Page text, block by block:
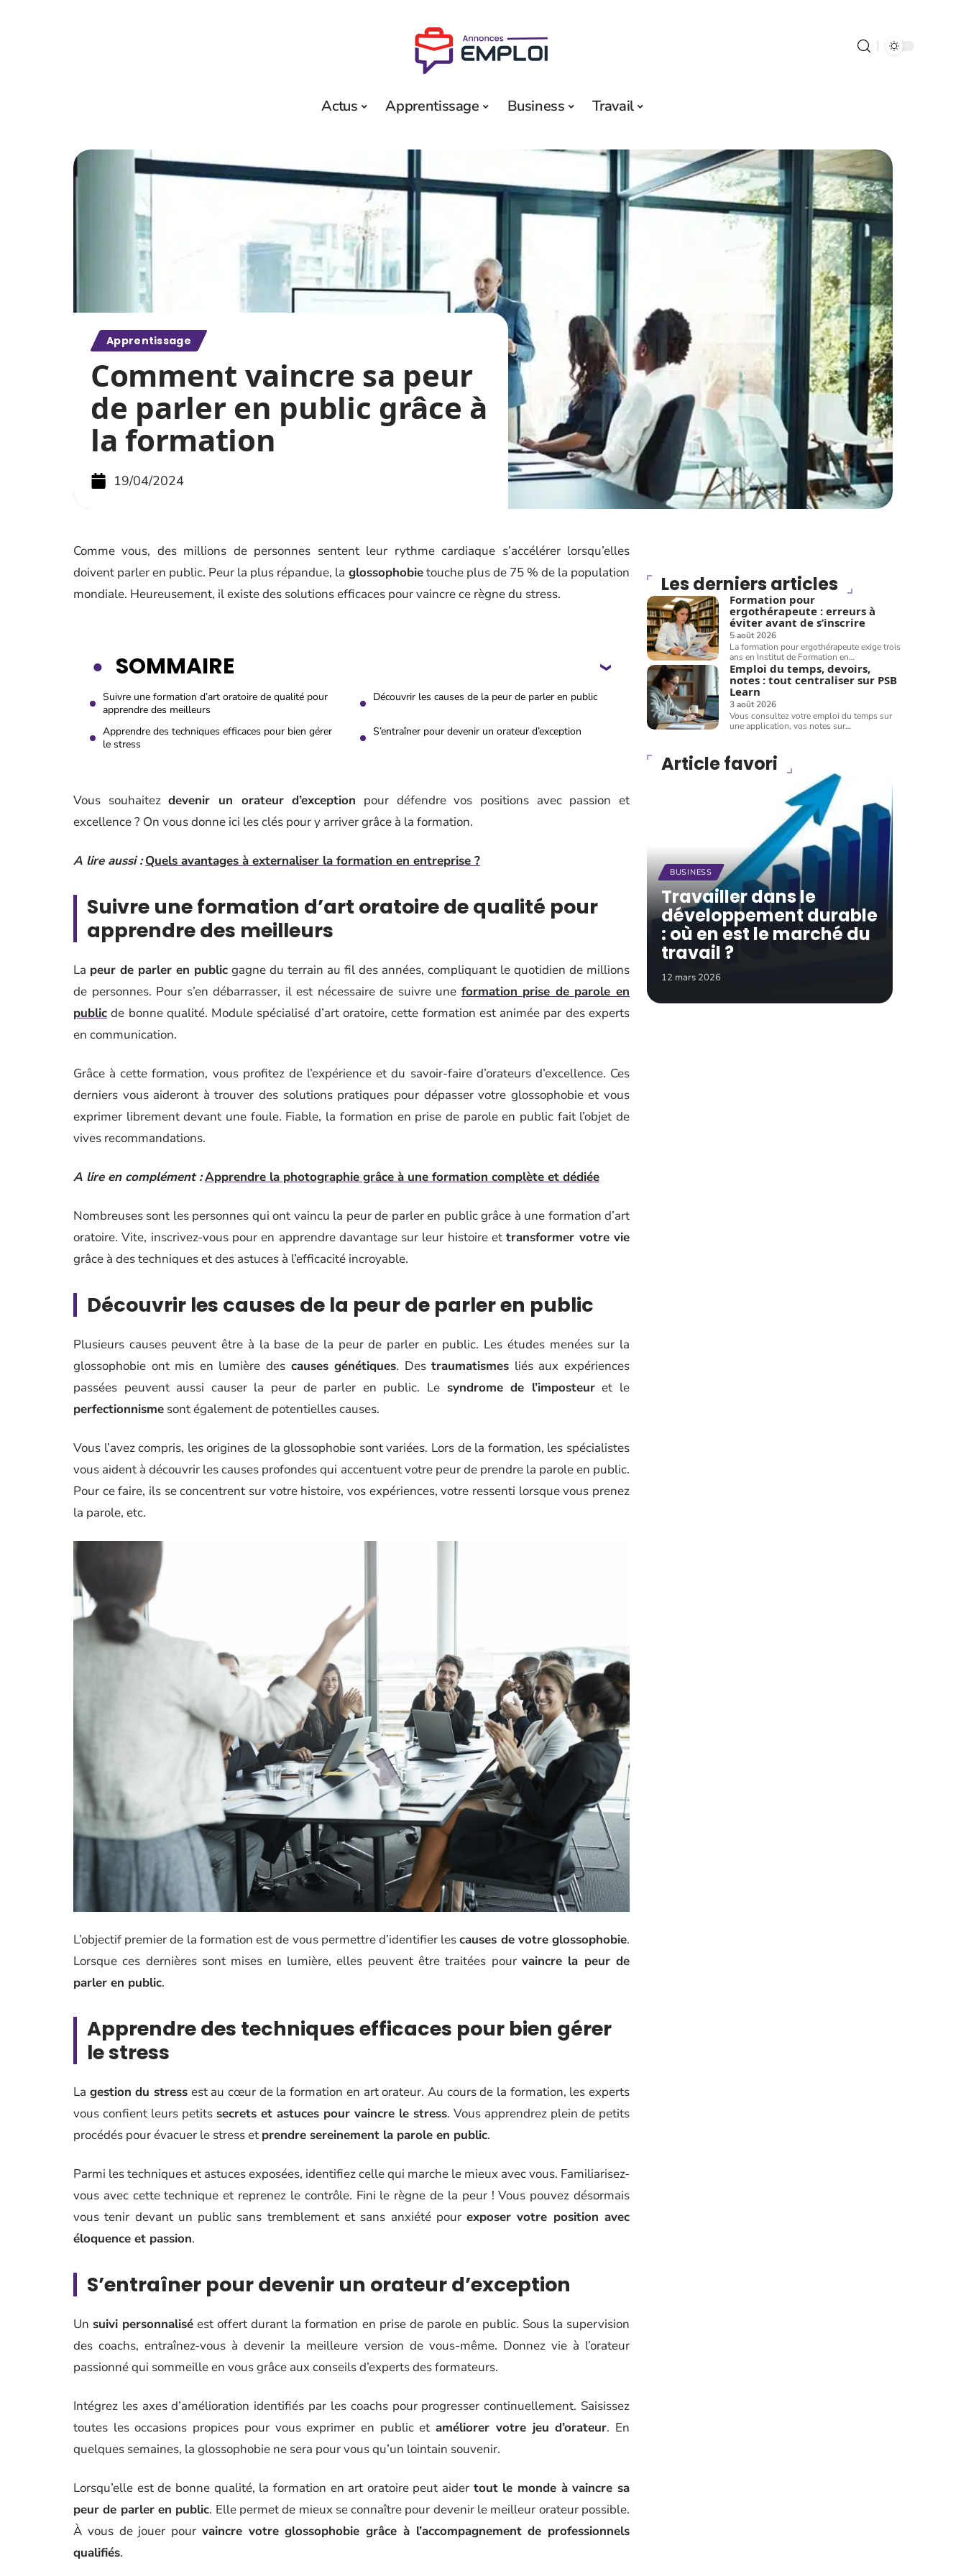
Actus Apprentissage Business Travail
Apprentissage
Comment vaincre sa peur
de parler en public grâce à
la formation
19/04/2024
Comme vous, des millions de personnes sentent leur rythme cardiaque s’accélérer lorsqu’elles
doivent parler en public. Peur la plus répandue, la glossophobietouche plus de 75 % de la population
mondiale. Heureusement, il existe des solutions efficaces pour vaincre ce règne du stress.
SOMMAIRE
Suivre une formation d’art oratoire de qualité pour
apprendre des meilleurs
Découvrir les causes de la peur de parler en public
Apprendre des techniques efficaces pour bien gérer
le stress
S’entraîner pour devenir un orateur d’exception
Vous souhaitezdevenir un orateur d’exception pour défendre vos positions avec passion et
excellence ? On vous donne ici les clés pour y arriver grâce à la formation.
A lire aussi : Quels avantages à externaliser la formation en entreprise ?
Suivre une formation d’art oratoire de qualité pour
apprendre des meilleurs
La peur de parler en public gagne du terrain au fil des années, compliquant le quotidien de millions
de personnes. Pour s’en débarrasser, il est nécessaire de suivre une formation prise de parole en
public de bonne qualité. Module spécialisé d’art oratoire, cette formation est animée par des experts
en communication.
Grâce à cette formation, vous profitez de l’expérience et du savoir-faire d’orateurs d’excellence. Ces
derniers vous aideront à trouver des solutions pratiques pour dépasser votre glossophobie et vous
exprimer librement devant une foule. Fiable, la formation en prise de parole en public fait l’objet de
vives recommandations.
A lire en complément :Apprendre la photographie grâce à une formation complète et dédiée
Nombreuses sont les personnes qui ont vaincu la peur de parler en public grâce à une formation d’art
oratoire. Vite, inscrivez-vous pour en apprendre davantage sur leur histoire ettransformer votre vie
grâce à des techniques et des astuces à l’efficacité incroyable.
Découvrir les causes de la peur de parler en public
Plusieurs causes peuvent être à la base de la peur de parler en public. Les études menées sur la
glossophobie ont mis en lumière des causes génétiques. Destraumatismes liés aux expériences
passées peuvent aussi causer la peur de parler en public. Le syndrome de l’imposteuret le
perfectionnisme sont également de potentielles causes.
Vous l’avez compris, les origines de la glossophobie sont variées. Lors de la formation, les spécialistes
vous aident à découvrir les causes profondes qui accentuent votre peur de prendre la parole en public.
Pour ce faire, ils se concentrent sur votre histoire, vos expériences, votre ressenti lorsque vous prenez
la parole, etc.
L’objectif premier de la formation est de vous permettre d’identifier lescauses de votre glossophobie.
Lorsque ces dernières sont mises en lumière, elles peuvent être traitées pour vaincre la peur de
parler en public.
Apprendre des techniques efficaces pour bien gérer
le stress
La gestion du stress est au cœur de la formation en art orateur. Au cours de la formation, les experts
vous confient leurs petits secrets et astuces pour vaincre le stress. Vous apprendrez plein de petits
procédés pour évacuer le stress et prendre sereinement la parole en public.
Parmi les techniques et astuces exposées, identifiez celle qui marche le mieux avec vous. Familiarisez-
vous avec cette technique et reprenez le contrôle. Fini le règne de la peur ! Vous pouvez désormais
vous tenir devant un public sans tremblement et sans anxiété pourexposer votre position avec
éloquence et passion.
S’entraîner pour devenir un orateur d’exception
Un suivi personnalisé est offert durant la formation en prise de parole en public. Sous la supervision
des coachs, entraînez-vous à devenir la meilleure version de vous-même. Donnez vie à l’orateur
passionné qui sommeille en vous grâce aux conseils d’experts des formateurs.
Intégrez les axes d’amélioration identifiés par les coachs pour progresser continuellement. Saisissez
toutes les occasions propices pour vous exprimer en public etaméliorer votre jeu d’orateur. En
quelques semaines, la glossophobie ne sera pour vous qu’un lointain souvenir.
Lorsqu’elle est de bonne qualité, la formation en art oratoire peut aider tout le monde à vaincre sa
peur de parler en public. Elle permet de mieux se connaître pour devenir le meilleur orateur possible.
À vous de jouer pour vaincre votre glossophobie grâce à l’accompagnement de professionnels
qualifiés.
Les derniers articles
Formation pour
ergothérapeute : erreurs à
éviter avant de s’inscrire
5 août 2026
La formation pour ergothérapeute exige trois
ans en Institut de Formation en…
Emploi du temps, devoirs,
notes : tout centraliser sur PSB
Learn
3 août 2026
Vous consultez votre emploi du temps sur
une application, vos notes sur…
Article favori
BUSINESS
Travailler dans le
développement durable
: où en est le marché du
travail ?
12 mars 2026